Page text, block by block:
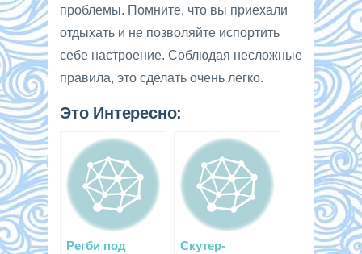
проблемы. Помните, что вы приехали
отдыхать и не позволяйте испортить
себе настроение. Соблюдая несложные
правила, это сделать очень легко.
Это Интересно:
Регби под
Скутер-